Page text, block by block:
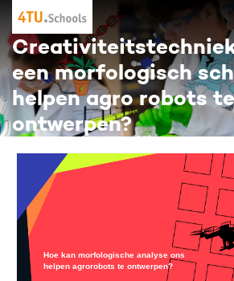
een morfologisch
helpen agro robots te
ontwerpen?
Hoe kan morfologische analyse ons
helpen agrorobots te ontwerpen?